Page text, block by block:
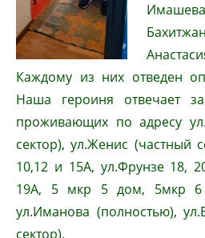
Каждому из них отведен
Наша героиня отвечает
проживающих по адресу
сектор), ул.Женис (частный
10,12 и 15А, ул.Фрунзе 18,
19А, 5 мкр 5 дом, 5мкр
ул.Иманова (полностью),
сектор).